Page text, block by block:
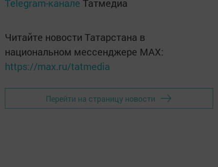
Telegram-канале Татмедиа
Читайте новости Татарстана в
национальном мессенджере MАХ:
https://max.ru/tatmedia
Перейти на страницу новости